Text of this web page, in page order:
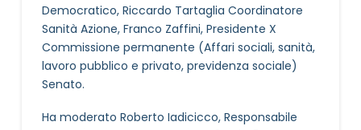
Democratico, Riccardo Tartaglia Coordinatore
Sanità Azione, Franco Zaffini, Presidente X
Commissione permanente (Affari sociali, sanità,
lavoro pubblico e privato, previdenza sociale)
Senato.
Ha moderato Roberto Iadicicco, Responsabile